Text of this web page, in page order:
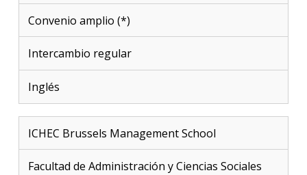
Convenio amplio (*)
Intercambio regular
Inglés
ICHEC Brussels Management School
Facultad de Administración y Ciencias Sociales